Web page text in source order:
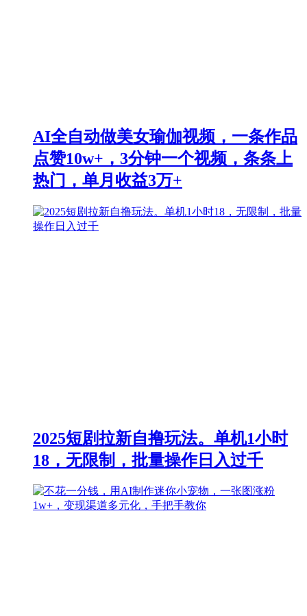
AI全自动做美女瑜伽视频，一条作品
点赞10w+，3分钟一个视频，条条上
热门，单月收益3万+
2025短剧拉新自撸玩法。单机1小时
18，无限制，批量操作日入过千